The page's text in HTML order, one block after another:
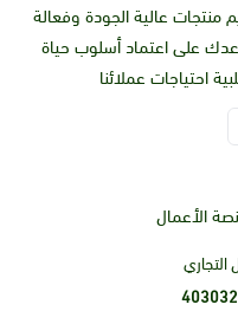
منتجات عالية الجودة وفعالة
على اعتماد أسلوب حياة
احتياجات عملائنا
الأعمال